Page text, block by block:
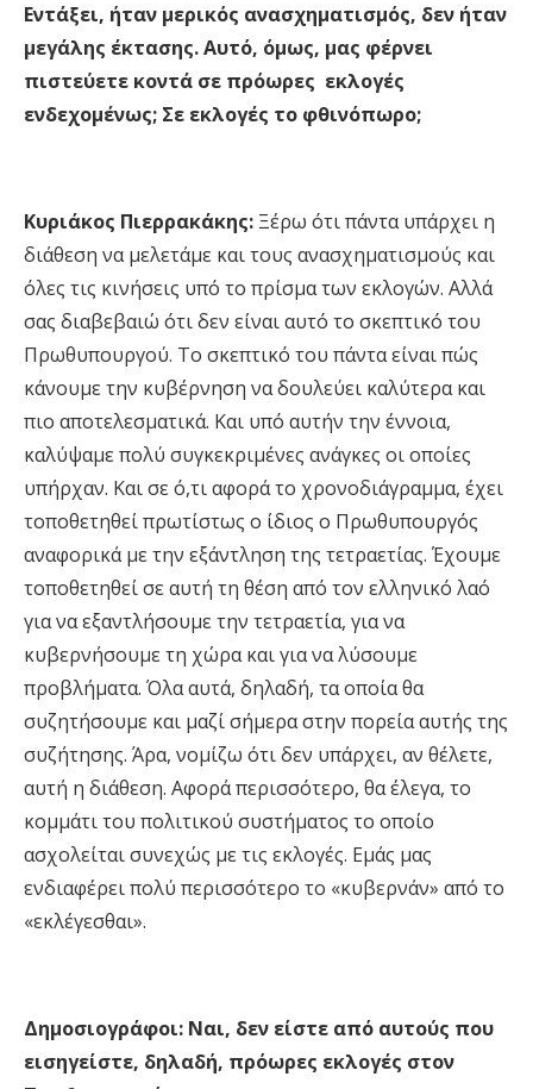
Εντάξει, ήταν μερικός ανασχηματισμός, δεν ήταν
μεγάλης έκτασης. Αυτό, όμως, μας φέρνει
πιστεύετε κοντά σε πρόωρες εκλογές
ενδεχομένως; Σε εκλογές το φθινόπωρο;
Κυριάκος Πιερρακάκης: Ξέρω ότι πάντα υπάρχει η
διάθεση να μελετάμε και τους ανασχηματισμούς και
όλες τις κινήσεις υπό το πρίσμα των εκλογών. Αλλά
σας διαβεβαιώ ότι δεν είναι αυτό το σκεπτικό του
Πρωθυπουργού. Το σκεπτικό του πάντα είναι πώς
κάνουμε την κυβέρνηση να δουλεύει καλύτερα και
πιο αποτελεσματικά. Και υπό αυτήν την έννοια,
καλύψαμε πολύ συγκεκριμένες ανάγκες οι οποίες
υπήρχαν. Και σε ό,τι αφορά το χρονοδιάγραμμα, έχει
τοποθετηθεί πρωτίστως ο ίδιος ο Πρωθυπουργός
αναφορικά με την εξάντληση της τετραετίας. Έχουμε
τοποθετηθεί σε αυτή τη θέση από τον ελληνικό λαό
για να εξαντλήσουμε την τετραετία, για να
κυβερνήσουμε τη χώρα και για να λύσουμε
προβλήματα. Όλα αυτά, δηλαδή, τα οποία θα
συζητήσουμε και μαζί σήμερα στην πορεία αυτής της
συζήτησης. Άρα, νομίζω ότι δεν υπάρχει, αν θέλετε,
αυτή η διάθεση. Αφορά περισσότερο, θα έλεγα, το
κομμάτι του πολιτικού συστήματος το οποίο
ασχολείται συνεχώς με τις εκλογές. Εμάς μας
ενδιαφέρει πολύ περισσότερο το «κυβερνάν» από το
«εκλέγεσθαι».
Δημοσιογράφοι: Ναι, δεν είστε από αυτούς που
εισηγείστε, δηλαδή, πρόωρες εκλογές στον